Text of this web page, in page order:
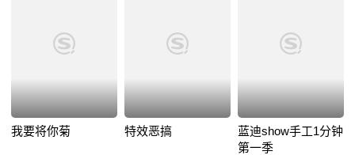
我要将你菊 特效恶搞
蓝迪show手工1分钟
第一季